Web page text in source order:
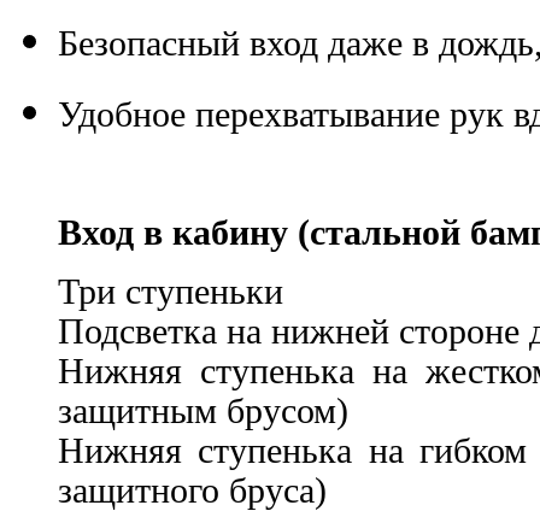
Безопасный вход даже в
Удобное перехватывание рук
Вход в кабину (стальной
Три ступеньки
Подсветка на нижней стороне
Нижняя ступенька на
защитным брусом)
Нижняя ступенька на
защитного бруса)